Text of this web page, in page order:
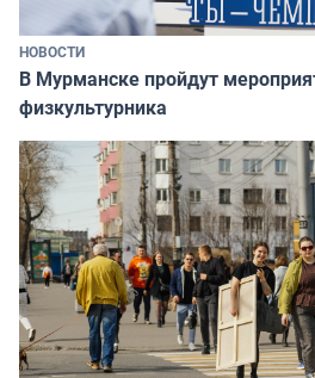
НОВОСТИ
В Мурманске пройдут
физкультурника